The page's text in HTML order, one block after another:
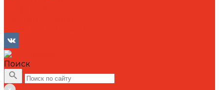
Поиск